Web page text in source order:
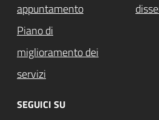
appuntamento
Piano di
miglioramento dei
servizi
SEGUICI SU